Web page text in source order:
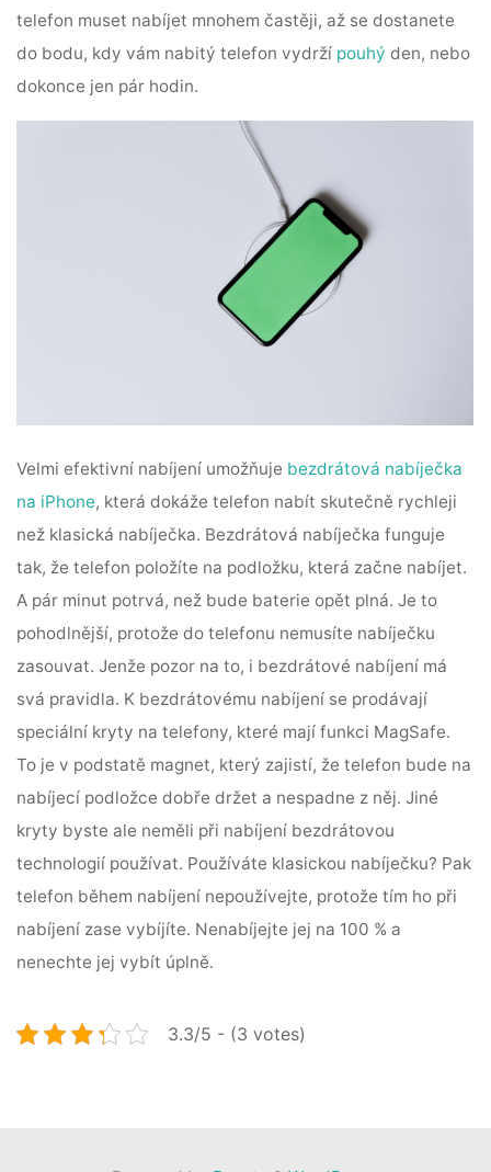
telefon muset nabíjet mnohem častěji, až se dostanete
do bodu, kdy vám nabitý telefon vydrží pouhý den, nebo
dokonce jen pár hodin.
Velmi efektivní nabíjení umožňuje bezdrátová nabíječka
na iPhone, která dokáže telefon nabít skutečně rychleji
než klasická nabíječka. Bezdrátová nabíječka funguje
tak, že telefon položíte na podložku, která začne nabíjet.
A pár minut potrvá, než bude baterie opět plná. Je to
pohodlnější, protože do telefonu nemusíte nabíječku
zasouvat. Jenže pozor na to, i bezdrátové nabíjení má
svá pravidla. K bezdrátovému nabíjení se prodávají
speciální kryty na telefony, které mají funkci MagSafe.
To je v podstatě magnet, který zajistí, že telefon bude na
nabíjecí podložce dobře držet a nespadne z něj. Jiné
kryty byste ale neměli při nabíjení bezdrátovou
technologií používat. Používáte klasickou nabíječku? Pak
telefon během nabíjení nepoužívejte, protože tím ho při
nabíjení zase vybíjíte. Nenabíjejte jej na 100 % a
nenechte jej vybít úplně.
3.3/5 - (3 votes)